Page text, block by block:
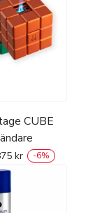
CUBE
kr -6%